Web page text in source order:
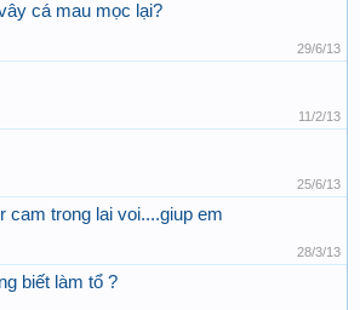
cá mau mọc lại?
29/6/13
11/2/13
25/6/13
cam trong lai voi....giup em
28/3/13
biết làm tổ ?